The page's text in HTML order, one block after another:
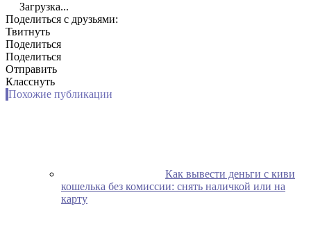
Загрузка...
Поделиться с друзьями:
Твитнуть
Поделиться
Поделиться
Отправить
Класснуть
Похожие публикации
Как вывести деньги с киви
кошелька без комиссии: снять наличкой или на
карту